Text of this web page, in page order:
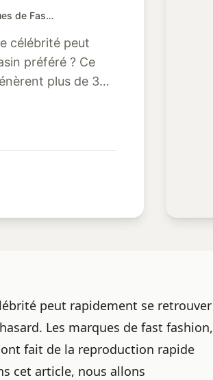
Comment la Mode des Stars Influence les Marques de Fast Fashion
célébrité peut
préféré ? Ce
plus de 36
peut rapidement se retrouver
Les marques de fast fashion,
fait de la reproduction rapide
cet article, nous allons